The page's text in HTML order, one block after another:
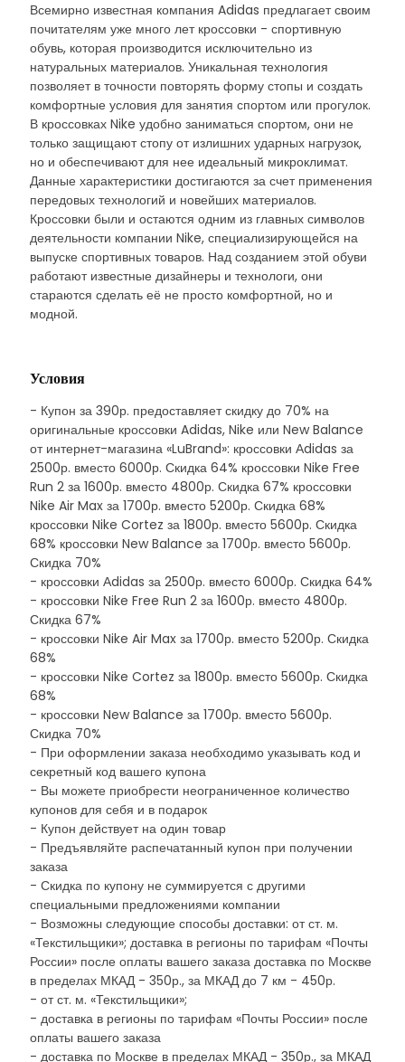
Всемирно известная компания Adidas предлагает своим
почитателям уже много лет кроссовки - спортивную
обувь, которая производится исключительно из
натуральных материалов. Уникальная технология
позволяет в точности повторять форму стопы и создать
комфортные условия для занятия спортом или прогулок.
В кроссовках Nike удобно заниматься спортом, они не
только защищают стопу от излишних ударных нагрузок,
но и обеспечивают для нее идеальный микроклимат.
Данные характеристики достигаются за счет применения
передовых технологий и новейших материалов.
Кроссовки были и остаются одним из главных символов
деятельности компании Nike, специализирующейся на
выпуске спортивных товаров. Над созданием этой обуви
работают известные дизайнеры и технологи, они
стараются сделать её не просто комфортной, но и
модной.
Условия
- Купон за 390р. предоставляет скидку до 70% на
оригинальные кроссовки Adidas, Nike или New Balance
от интернет-магазина «LuBrand»: кроссовки Аdidas за
2500р. вместо 6000р. Скидка 64% кроссовки Nike Free
Run 2 за 1600р. вместо 4800р. Скидка 67% кроссовки
Nike Air Max за 1700р. вместо 5200р. Скидка 68%
кроссовки Nike Cortez за 1800р. вместо 5600р. Скидка
68% кроссовки New Balance за 1700р. вместо 5600р.
Скидка 70%
- кроссовки Аdidas за 2500р. вместо 6000р. Скидка 64%
- кроссовки Nike Free Run 2 за 1600р. вместо 4800р.
Скидка 67%
- кроссовки Nike Air Max за 1700р. вместо 5200р. Скидка
68%
- кроссовки Nike Cortez за 1800р. вместо 5600р. Скидка
68%
- кроссовки New Balance за 1700р. вместо 5600р.
Скидка 70%
- При оформлении заказа необходимо указывать код и
секретный код вашего купона
- Вы можете приобрести неограниченное количество
купонов для себя и в подарок
- Купон действует на один товар
- Предъявляйте распечатанный купон при получении
заказа
- Скидка по купону не суммируется с другими
специальными предложениями компании
- Возможны следующие способы доставки: от ст. м.
«Текстильщики»; доставка в регионы по тарифам «Почты
России» после оплаты вашего заказа доставка по Москве
в пределах МКАД - 350р., за МКАД до 7 км - 450р.
- от ст. м. «Текстильщики»;
- доставка в регионы по тарифам «Почты России» после
оплаты вашего заказа
- доставка по Москве в пределах МКАД - 350р., за МКАД